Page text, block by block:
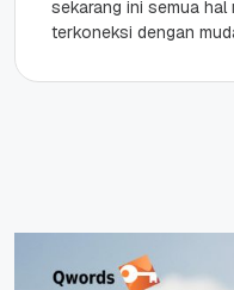
sekarang ini semua hal
terkoneksi dengan